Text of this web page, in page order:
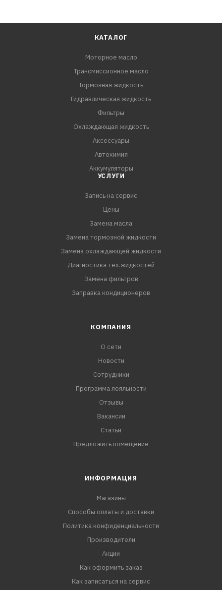
КАТАЛОГ
Моторное масло
Трансмиссионное масло
Тормозная жидкость
Гидравлическая жидкость
Фильтры
Охлаждающая жидкость
Аксессуары
Автохимия
Аккумуляторы
УСЛУГИ
Запись на сервис
Цены
Замена масла
Замена тормозной жидкости
Замена охлаждающей жидкости
Диагностика тех.жидкостей
Замена фильтров
Заправка кондиционеров
КОМПАНИЯ
О сети
Новости
Сотрудники
Программа лояльности
Отзывы
Вакансии
Статьи
Предложить помещение
ИНФОРМАЦИЯ
Магазины
Способы оплаты и доставки
Политика конфиденциальности
Производители
Акции
Как оформить заказ
Как записаться на сервис